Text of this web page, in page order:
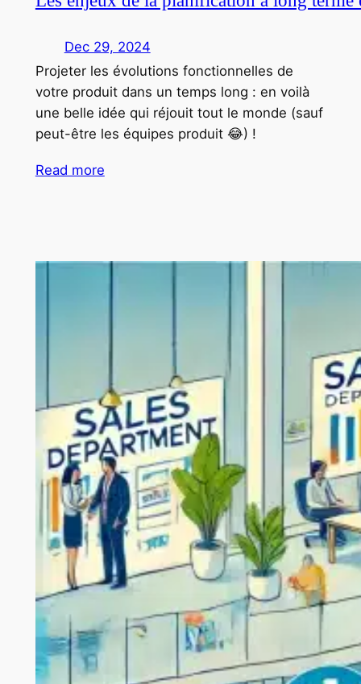
Dec 29, 2024
Projeter les évolutions fonctionnelles de
votre produit dans un temps long : en voilà
une belle idée qui réjouit tout le monde (sauf
peut-être les équipes produit 😂) !
Read more